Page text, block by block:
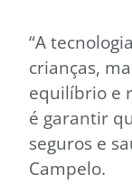
“A
crianças,
equilíbrio e
é garantir
seguros e
Campelo.